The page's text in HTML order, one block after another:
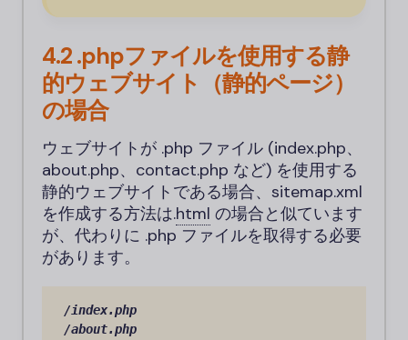
4.2 .phpファイルを使用する静
的ウェブサイト（静的ページ）
の場合
ウェブサイトが .php ファイル (index.php、
about.php、contact.php など) を使用する
静的ウェブサイトである場合、sitemap.xml
を作成する方法は.html の場合と似ています
が、代わりに .php ファイルを取得する必要
があります。
/index.php
/about.php